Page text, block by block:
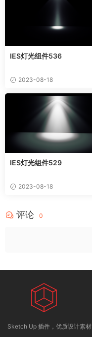
IES灯光组件536
2023-08-18
IES灯光组件529
2023-08-18
评论 0
Sketch Up 插件，优质设计素材